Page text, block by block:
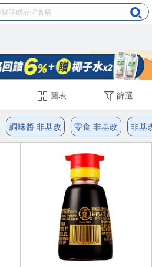
圖表 篩選
調味醬 非基改 零食 非基改 非基